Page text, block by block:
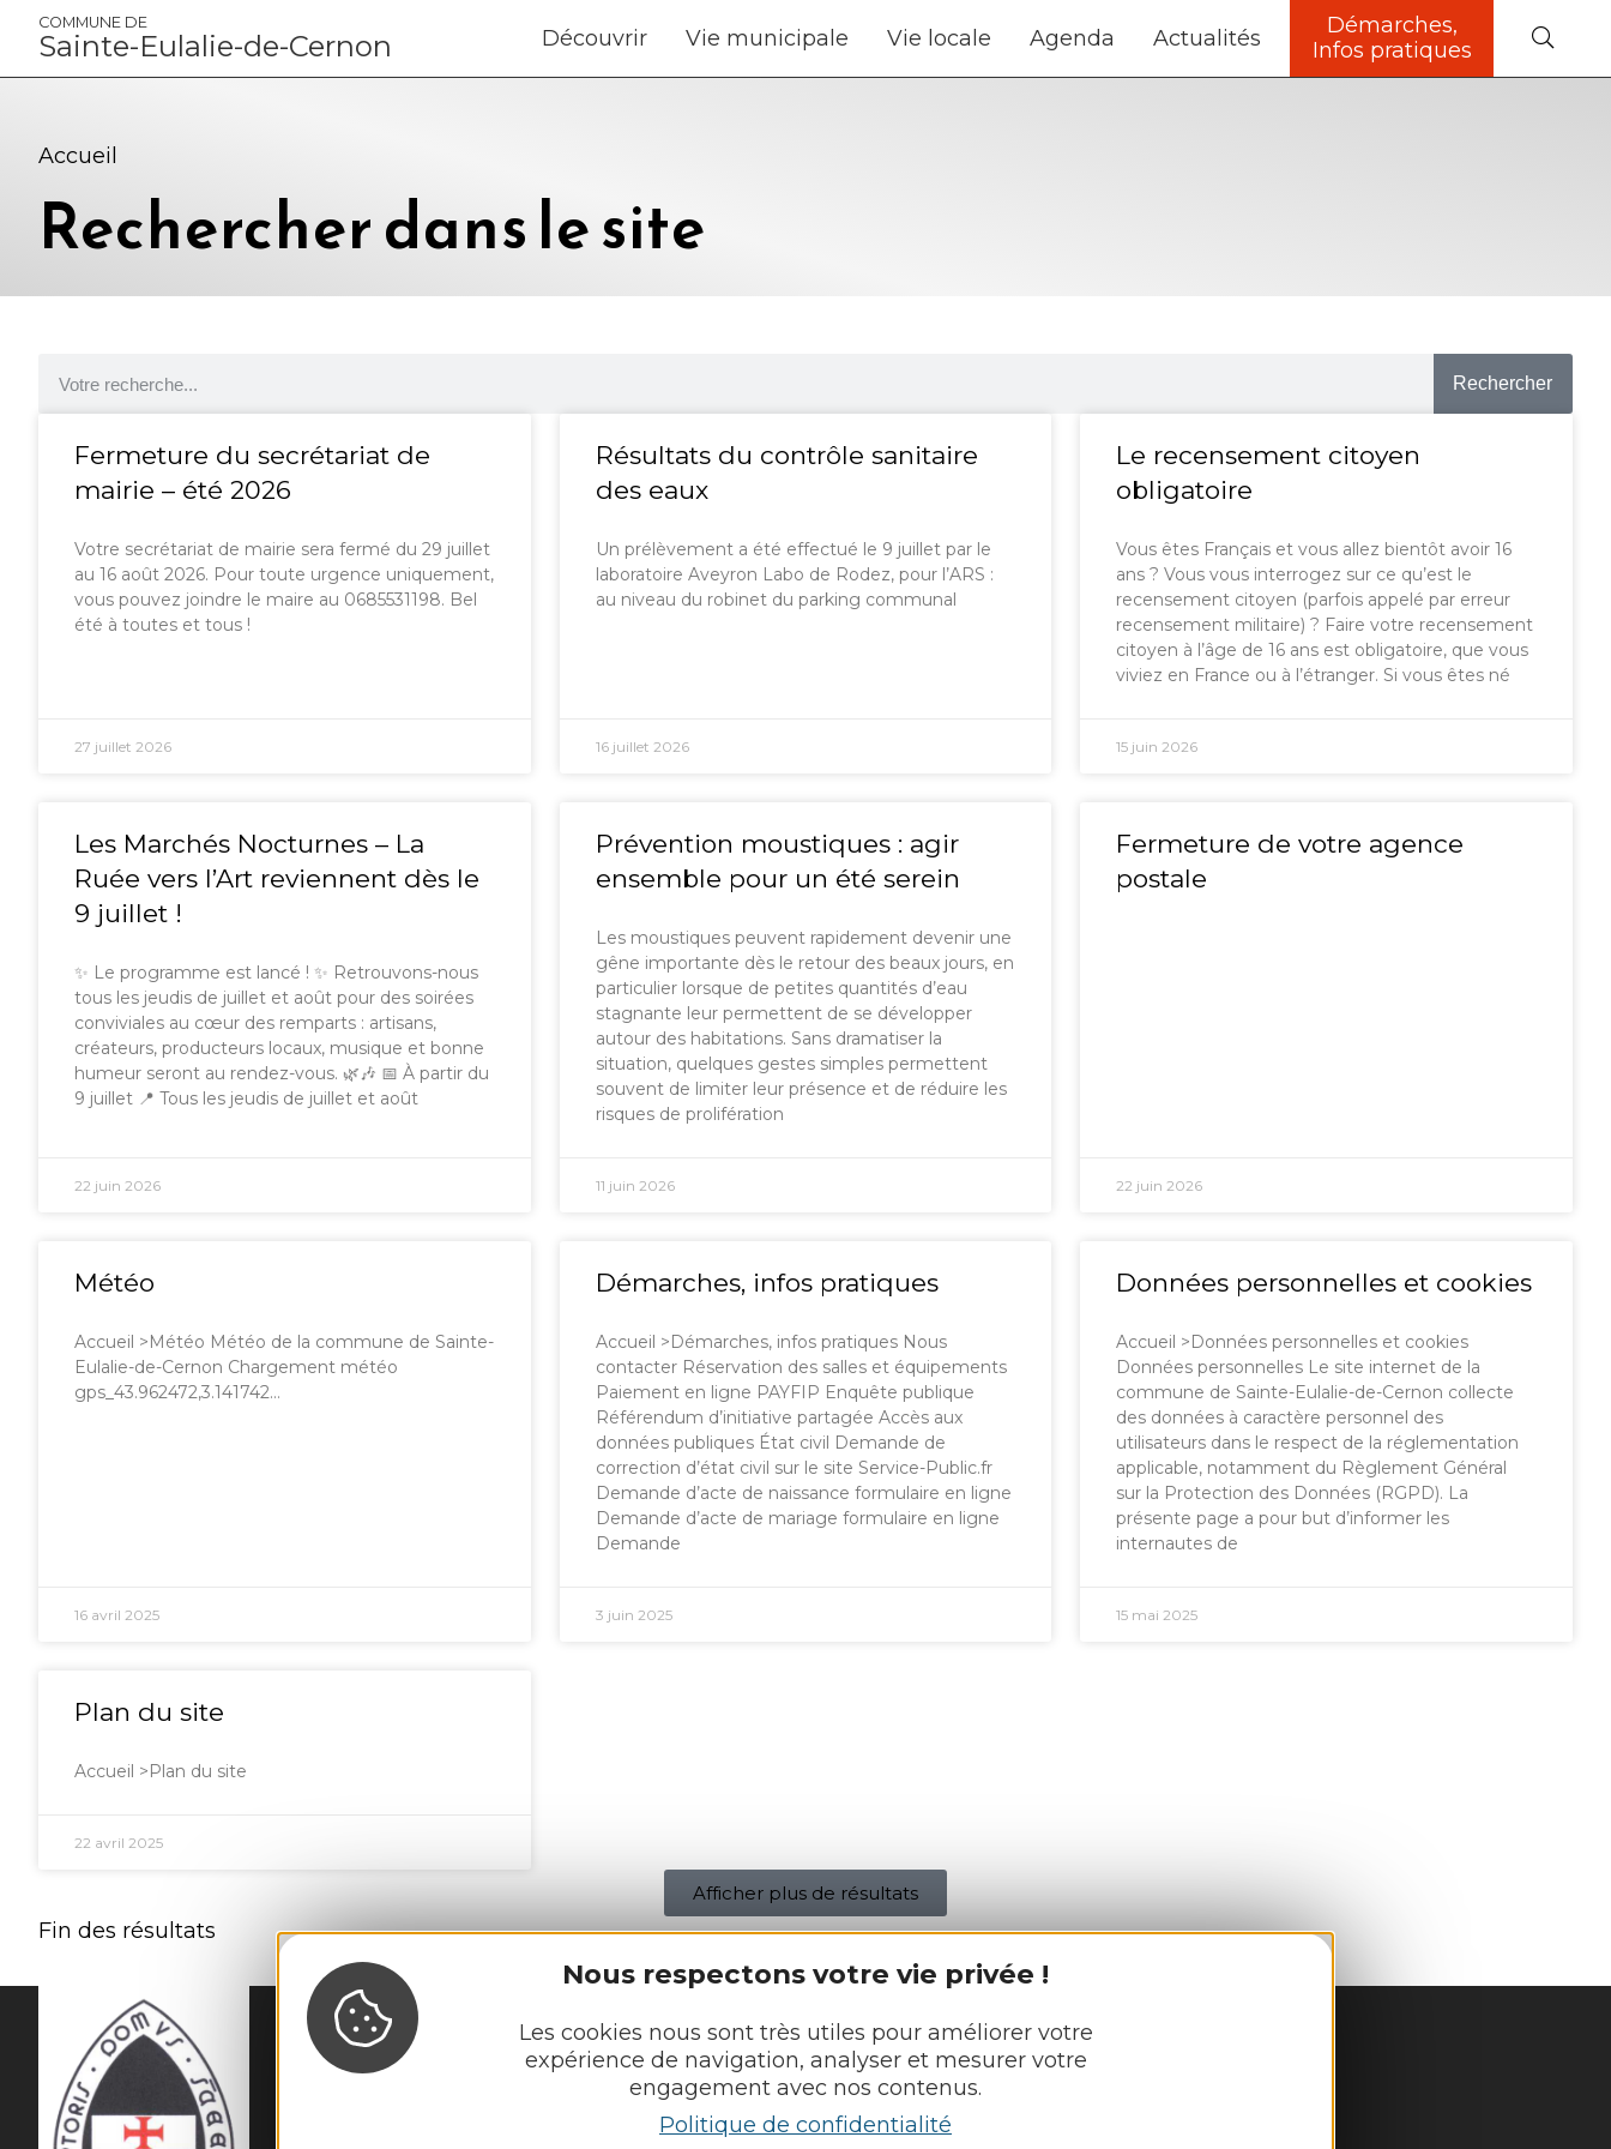
Panneau de gestion des cookies
Nous respectons votre vie privée !
Les cookies nous sont très utiles pour améliorer votre
expérience de navigation, analyser et mesurer votre
engagement avec nos contenus.
Politique de confidentialité
COMMUNE DE
Sainte-Eulalie-de-Cernon Découvrir Vie municipale Vie locale Agenda Actualités
Démarches,
Infos pratiques
Accueil
Rechercher dans le site
Rechercher
Fermeture du secrétariat de
mairie – été 2026
Votre secrétariat de mairie sera fermé du 29 juillet
au 16 août 2026. Pour toute urgence uniquement,
vous pouvez joindre le maire au 0685531198. Bel
été à toutes et tous !
27 juillet 2026
Résultats du contrôle sanitaire
des eaux
Un prélèvement a été effectué le 9 juillet par le
laboratoire Aveyron Labo de Rodez, pour l’ARS :
au niveau du robinet du parking communal
16 juillet 2026
Le recensement citoyen
obligatoire
Vous êtes Français et vous allez bientôt avoir 16
ans ? Vous vous interrogez sur ce qu’est le
recensement citoyen (parfois appelé par erreur
recensement militaire) ? Faire votre recensement
citoyen à l’âge de 16 ans est obligatoire, que vous
viviez en France ou à l’étranger. Si vous êtes né
15 juin 2026
Les Marchés Nocturnes – La
Ruée vers l’Art reviennent dès le
9 juillet !
✨ Le programme est lancé ! ✨ Retrouvons-nous
tous les jeudis de juillet et août pour des soirées
conviviales au cœur des remparts : artisans,
créateurs, producteurs locaux, musique et bonne
humeur seront au rendez-vous. 🌿🎶 📅 À partir du
9 juillet 📍 Tous les jeudis de juillet et août
22 juin 2026
Prévention moustiques : agir
ensemble pour un été serein
Les moustiques peuvent rapidement devenir une
gêne importante dès le retour des beaux jours, en
particulier lorsque de petites quantités d’eau
stagnante leur permettent de se développer
autour des habitations. Sans dramatiser la
situation, quelques gestes simples permettent
souvent de limiter leur présence et de réduire les
risques de prolifération
11 juin 2026
Fermeture de votre agence
postale
22 juin 2026
Météo
Accueil >Météo Météo de la commune de Sainte-
Eulalie-de-Cernon Chargement météo
gps_43.962472,3.141742…
16 avril 2025
Démarches, infos pratiques
Accueil >Démarches, infos pratiques Nous
contacter Réservation des salles et équipements
Paiement en ligne PAYFIP Enquête publique
Référendum d’initiative partagée Accès aux
données publiques État civil Demande de
correction d’état civil sur le site Service-Public.fr
Demande d’acte de naissance formulaire en ligne
Demande d’acte de mariage formulaire en ligne
Demande
3 juin 2025
Données personnelles et cookies
Accueil >Données personnelles et cookies
Données personnelles Le site internet de la
commune de Sainte-Eulalie-de-Cernon collecte
des données à caractère personnel des
utilisateurs dans le respect de la réglementation
applicable, notamment du Règlement Général
sur la Protection des Données (RGPD). La
présente page a pour but d’informer les
internautes de
15 mai 2025
Plan du site
Accueil >Plan du site
22 avril 2025
Afficher plus de résultats
Fin des résultats
MAIRIE DE
SAINTE-EULALIE-DE-CERNON
12230 Sainte-Eulalie-de-Cernon
Découvrir